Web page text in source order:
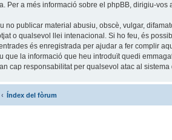
Per a més informació sobre el phpBB, dirigiu-vos
no publicar material abusiu, obscè, vulgar,
o qualsevol llei intenacional. Si ho feu, és
és enregistrada per ajudar a fer complir
que la informació que heu introduït quedi
cap responsabilitat per qualsevol atac al
Índex del fòrum